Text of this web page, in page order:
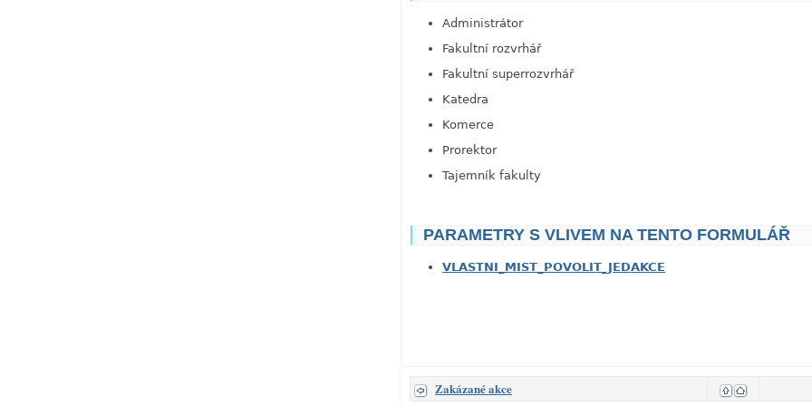
Administrátor
Fakultní rozvrhář
Fakultní superrozvrhář
Katedra
Komerce
Prorektor
Tajemník fakulty
PARAMETRY S VLIVEM NA TENTO FORMULÁŘ
VLASTNI_MIST_POVOLIT_JEDAKCE
Zakázané akce